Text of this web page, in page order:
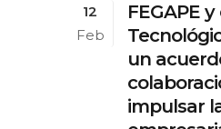
12
Feb
FEGAPE
un
impulsar